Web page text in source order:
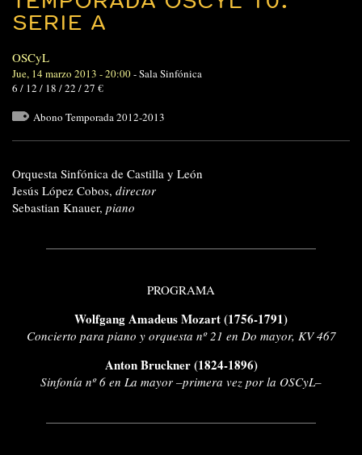
SERIE A
OSCyL
Jue, 14 marzo 2013 - 20:00-Sala Sinfónica
6 / 12 / 18 / 22 / 27 €
Abono Temporada 2012-2013
Orquesta Sinfónica de Castilla y León
Jesús López Cobos, director
Sebastian Knauer, piano
PROGRAMA
Wolfgang Amadeus Mozart (1756-1791)
Concierto para piano y orquesta nº 21 en Do mayor, KV 467
Anton Bruckner (1824-1896)
Sinfonía nº 6 en La mayor –primera vez por la OSCyL–